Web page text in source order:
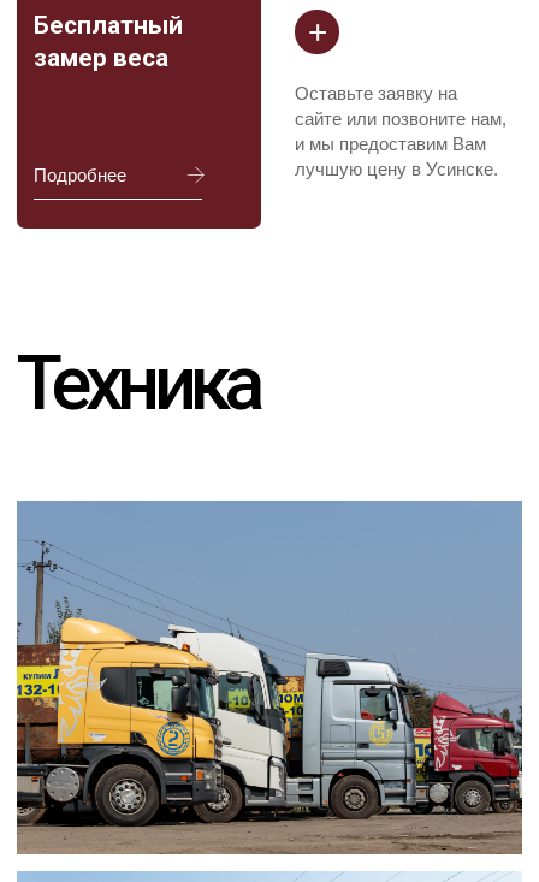
Политикой в отношении обработки
персональных данныхи даю
Согласие на обработку
персональных данных пользователя сайта
СВЯЖИТЕСЬ С НАМИ
Политика обработки данных
Площадки по России
ГК «СФЕРА» © 2025
Республика Коми, г. Усинск,
ул. Заводская, д.12